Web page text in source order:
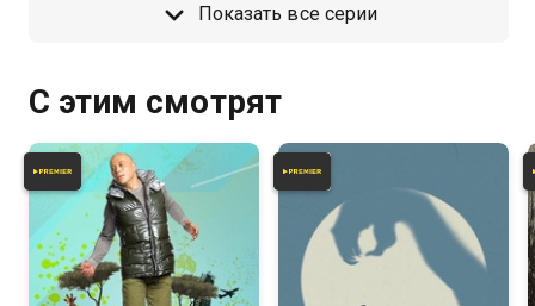
Показать все серии
С этим смотрят